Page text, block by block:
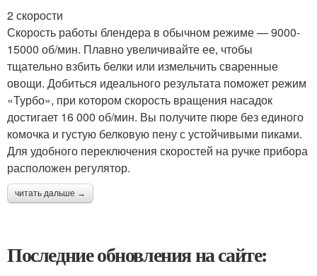
2 скорости
Скорость работы блендера в обычном режиме — 9000-
15000 об/мин. Плавно увеличивайте ее, чтобы
тщательно взбить белки или измельчить сваренные
овощи. Добиться идеального результата поможет режим
«Турбо», при котором скорость вращения насадок
достигает 16 000 об/мин. Вы получите пюре без единого
комочка и густую белковую пену с устойчивыми пиками.
Для удобного переключения скоростей на ручке прибора
расположен регулятор.
читать дальше →
Последние обновления на сайте: